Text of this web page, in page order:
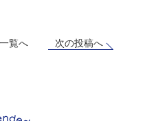
覧へ 次の投稿へ